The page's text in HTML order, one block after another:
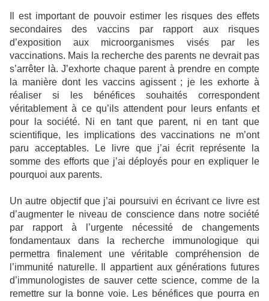
Il est important de pouvoir estimer les risques des effets
secondaires des vaccins par rapport aux risques
d’exposition aux microorganismes visés par les
vaccinations. Mais la recherche des parents ne devrait pas
s’arrêter là. J’exhorte chaque parent à prendre en compte
la manière dont les vaccins agissent ; je les exhorte à
réaliser si les bénéfices souhaités correspondent
véritablement à ce qu’ils attendent pour leurs enfants et
pour la société. Ni en tant que parent, ni en tant que
scientifique, les implications des vaccinations ne m’ont
paru acceptables. Le livre que j’ai écrit représente la
somme des efforts que j’ai déployés pour en expliquer le
pourquoi aux parents.
Un autre objectif que j’ai poursuivi en écrivant ce livre est
d’augmenter le niveau de conscience dans notre société
par rapport à l’urgente nécessité de changements
fondamentaux dans la recherche immunologique qui
permettra finalement une véritable compréhension de
l’immunité naturelle. Il appartient aux générations futures
d’immunologistes de sauver cette science, comme de la
remettre sur la bonne voie. Les bénéfices que pourra en